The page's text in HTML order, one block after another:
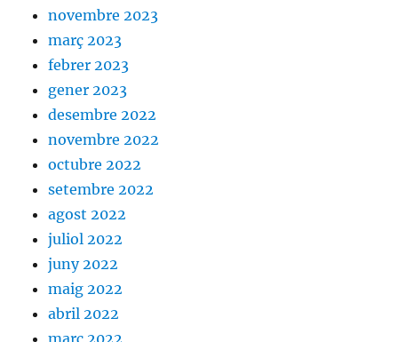
novembre 2023
març 2023
febrer 2023
gener 2023
desembre 2022
novembre 2022
octubre 2022
setembre 2022
agost 2022
juliol 2022
juny 2022
maig 2022
abril 2022
març 2022